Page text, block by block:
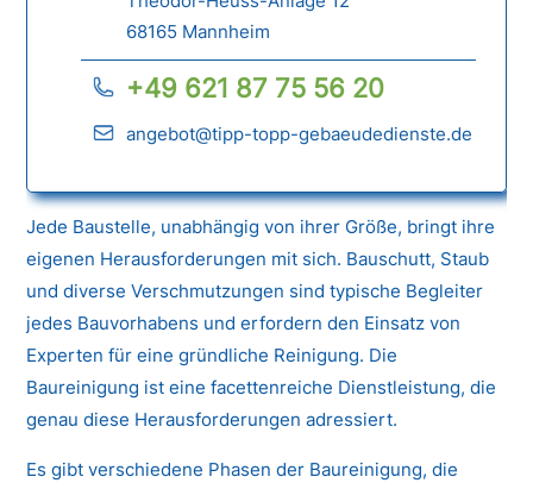
68165 Mannheim
+49 621 87 75 56 20
angebot@tipp-topp-gebaeudedienste.de
Jede Baustelle, unabhängig von ihrer Größe, bringt ihre
eigenen Herausforderungen mit sich. Bauschutt, Staub
und diverse Verschmutzungen sind typische Begleiter
jedes Bauvorhabens und erfordern den Einsatz von
Experten für eine gründliche Reinigung. Die
Baureinigung ist eine facettenreiche Dienstleistung, die
genau diese Herausforderungen adressiert.
Es gibt verschiedene Phasen der Baureinigung, die